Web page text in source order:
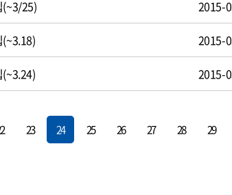
(~3/25) 2015-
2015-
2015-
23 24 25 26 27 28 29